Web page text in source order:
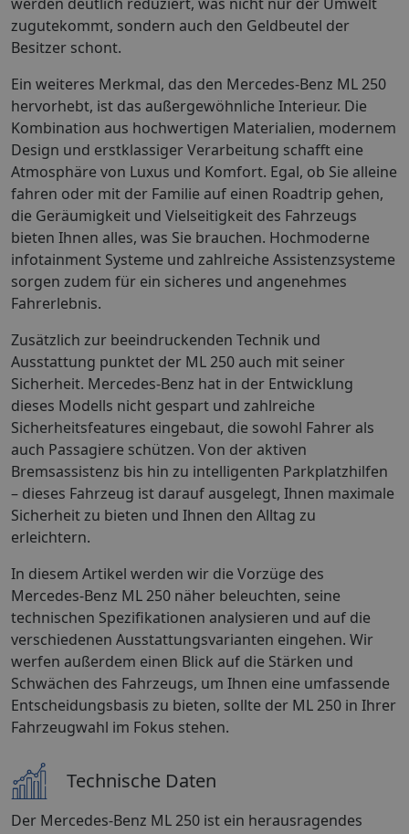
zugutekommt, sondern auch den Geldbeutel der
Besitzer schont.
Ein weiteres Merkmal, das den Mercedes-Benz ML 250
hervorhebt, ist das außergewöhnliche Interieur. Die
Kombination aus hochwertigen Materialien, modernem
Design und erstklassiger Verarbeitung schafft eine
Atmosphäre von Luxus und Komfort. Egal, ob Sie alleine
fahren oder mit der Familie auf einen Roadtrip gehen,
die Geräumigkeit und Vielseitigkeit des Fahrzeugs
bieten Ihnen alles, was Sie brauchen. Hochmoderne
infotainment Systeme und zahlreiche Assistenzsysteme
sorgen zudem für ein sicheres und angenehmes
Fahrerlebnis.
Zusätzlich zur beeindruckenden Technik und
Ausstattung punktet der ML 250 auch mit seiner
Sicherheit. Mercedes-Benz hat in der Entwicklung
dieses Modells nicht gespart und zahlreiche
Sicherheitsfeatures eingebaut, die sowohl Fahrer als
auch Passagiere schützen. Von der aktiven
Bremsassistenz bis hin zu intelligenten Parkplatzhilfen
– dieses Fahrzeug ist darauf ausgelegt, Ihnen maximale
Sicherheit zu bieten und Ihnen den Alltag zu
erleichtern.
In diesem Artikel werden wir die Vorzüge des
Mercedes-Benz ML 250 näher beleuchten, seine
technischen Spezifikationen analysieren und auf die
verschiedenen Ausstattungsvarianten eingehen. Wir
werfen außerdem einen Blick auf die Stärken und
Schwächen des Fahrzeugs, um Ihnen eine umfassende
Entscheidungsbasis zu bieten, sollte der ML 250 in Ihrer
Fahrzeugwahl im Fokus stehen.
Technische Daten
Der Mercedes-Benz ML 250 ist ein herausragendes